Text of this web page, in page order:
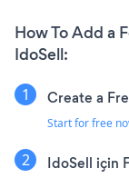
How To Add a
IdoSell:
Create a
Start for free
IdoSell için